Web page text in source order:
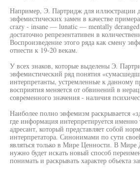
Например, Э. Партридж для иллюстрации
эвфемистических замен в качестве
crazy - insane — lunatic — mentally
достаточно репрезентативен в
Воспроизведение этого ряда как смену
отнести к 19-20 векам.
У всех знаков, которые выделены Э.
эвфемистический ряд понятия
интерпретанты, устремленные к данному
восприятия меняется от обвинений в
современного значения - наличия
Наиболее полно эвфемизм раскрывается
где информация интерпретируется именно
адресант, который представляет собой
интерпретатора. Синонимами по сути
являться только в Мире Ценности. В Мире
нужно будет искать новый способ
понимать и раскрывать характер объекта